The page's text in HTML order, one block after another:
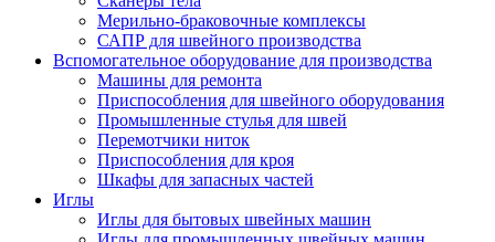
Мерильно-браковочные комплексы
САПР для швейного производства
Вспомогательное оборудование для производства
Машины для ремонта
Приспособления для швейного оборудования
Промышленные стулья для швей
Перемотчики ниток
Приспособления для кроя
Шкафы для запасных частей
Иглы
Иглы для бытовых швейных машин